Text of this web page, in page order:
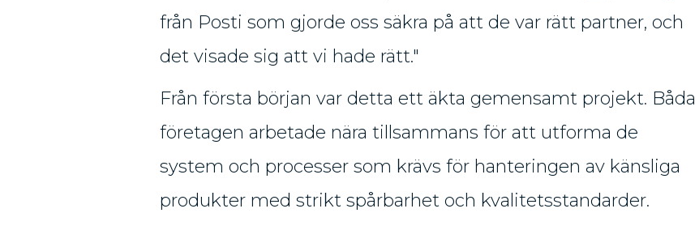
från Posti som gjorde oss säkra på att de var rätt partner, och
det visade sig att vi hade rätt."
Från första början var detta ett äkta gemensamt projekt. Båda
företagen arbetade nära tillsammans för att utforma de
system och processer som krävs för hanteringen av känsliga
produkter med strikt spårbarhet och kvalitetsstandarder.